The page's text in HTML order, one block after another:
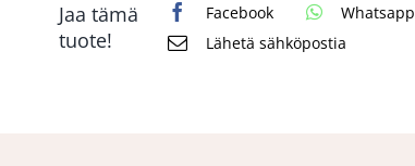
Jaa tämä
tuote!
Facebook
Whatsapp
Lähetä sähköpostia